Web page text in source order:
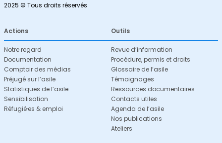
2025 © Tous droits réservés
Actions
Notre regard
Documentation
Comptoir des médias
Préjugé sur l’asile
Statistiques de l’asile
Sensibilisation
Réfugié·es & emploi
Outils
Revue d’information
Procédure, permis et droits
Glossaire de l’asile
Témoignages
Ressources documentaires
Contacts utiles
Agenda de l’asile
Nos publications
Ateliers